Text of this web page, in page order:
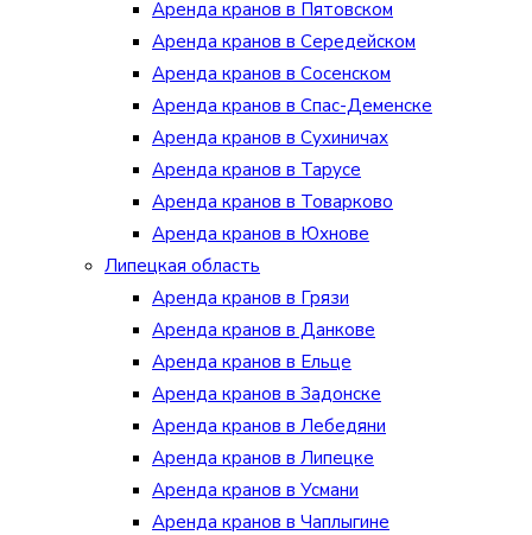
Аренда кранов в Пятовском
Аренда кранов в Середейском
Аренда кранов в Сосенском
Аренда кранов в Спас-Деменске
Аренда кранов в Сухиничах
Аренда кранов в Тарусе
Аренда кранов в Товарково
Аренда кранов в Юхнове
Липецкая область
Аренда кранов в Грязи
Аренда кранов в Данкове
Аренда кранов в Ельце
Аренда кранов в Задонске
Аренда кранов в Лебедяни
Аренда кранов в Липецке
Аренда кранов в Усмани
Аренда кранов в Чаплыгине